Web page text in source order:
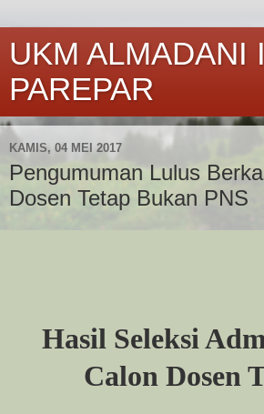
UKM ALMADANI
PAREPAR
KAMIS, 04 MEI 2017
Pengumuman Lulus
Dosen Tetap Bukan PNS
Hasil Seleksi
Calon Dosen